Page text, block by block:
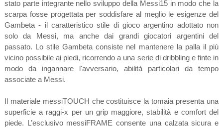
stato parte integrante nello sviluppo della Messi15 in modo che la
scarpa fosse progettata per soddisfare al meglio le esigenze del
Gambeta - il caratteristico stile di gioco argentino adottato non
solo da Messi, ma anche dai grandi giocatori argentini del
passato. Lo stile Gambeta consiste nel mantenere la palla il più
vicino possibile ai piedi, ricorrendo a una serie di dribbling e finte in
modo da ingannare l'avversario, abilità particolari da tempo
associate a Messi.
Il materiale messiTOUCH che costituisce la tomaia presenta una
superficie a raggi-x per un grip maggiore, stabilità e comfort del
piede. L’esclusivo messiFRAME consente una calzata sicura e